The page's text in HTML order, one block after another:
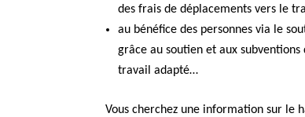
des frais de déplacements vers le
au bénéfice des personnes via le
grâce au soutien et aux subventions
travail adapté…
Vous cherchez une information sur le